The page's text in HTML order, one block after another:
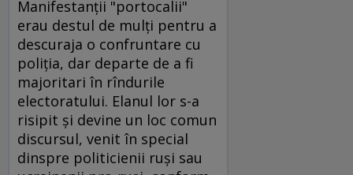
Manifestanţii "portocalii"
erau destul de mulţi pentru a
descuraja o confruntare cu
poliţia, dar departe de a fi
majoritari în rîndurile
electoratului. Elanul lor s-a
risipit şi devine un loc comun
discursul, venit în special
dinspre politicienii ruşi sau